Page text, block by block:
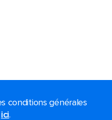
conditions générales
ici.